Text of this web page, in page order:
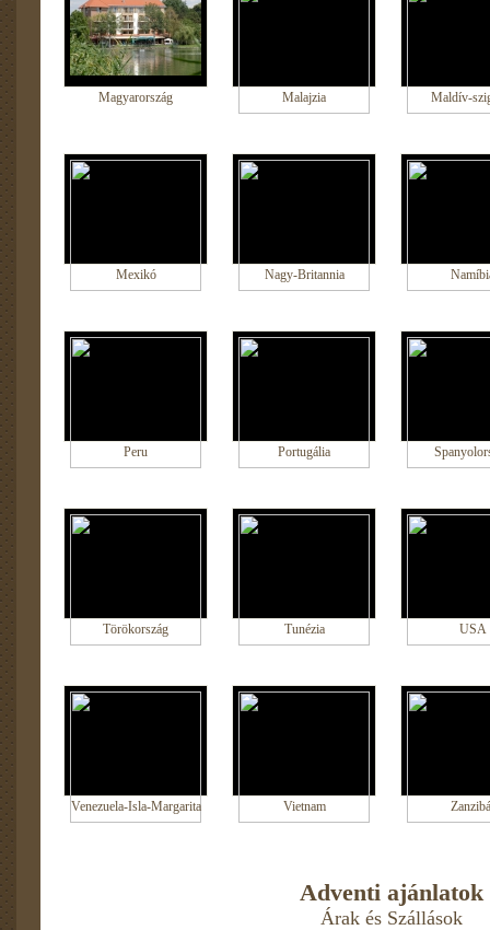
Magyarország Malajzia Maldív-
Mexikó Nagy-Britannia
Peru Portugália
Törökország Tunézia USA
Venezuela-Isla-Margarita Vietnam
Adventi ajánlatok
Árak és Szállások